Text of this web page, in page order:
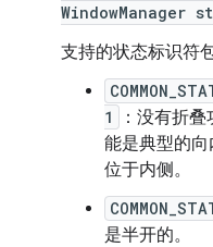
支持的状态标识符
1
：没有折
能是典型的
位于内侧。
是半开的。